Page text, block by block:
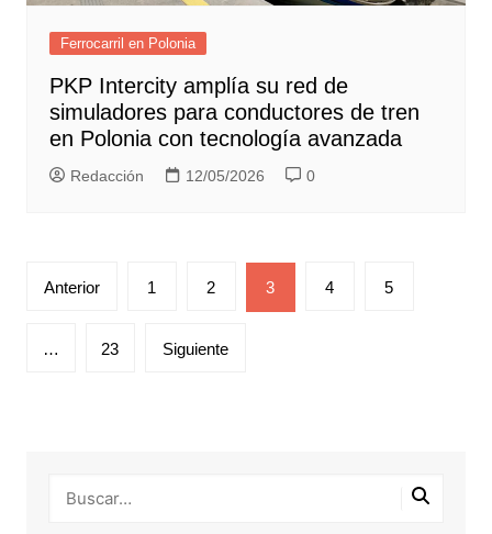
Ferrocarril en Polonia
PKP Intercity amplía su red de
simuladores para conductores de tren
en Polonia con tecnología avanzada
Redacción 12/05/2026 0
Paginación
entradas
Anterior 1 2 3 4 5
… 23 Siguiente